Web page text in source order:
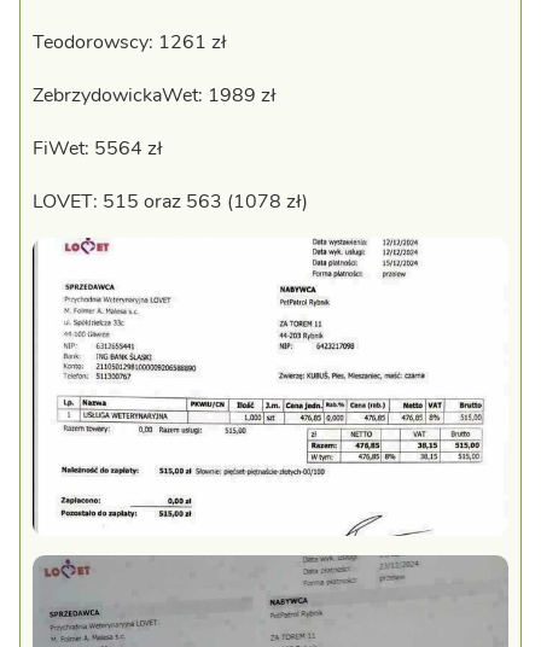
Teodorowscy: 1261 zł
ZebrzydowickaWet: 1989 zł
FiWet: 5564 zł
LOVET: 515 oraz 563 (1078 zł)